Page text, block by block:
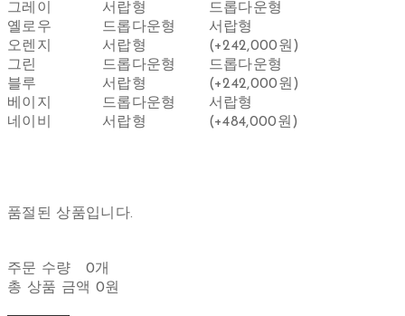
그레이
옐로우
오렌지
그린
블루
베이지
네이비
서랍형
드롭다운형
서랍형
드롭다운형
서랍형
드롭다운형
서랍형
드롭다운형
서랍형
(+242,000원)
드롭다운형
(+242,000원)
서랍형
(+484,000원)
품절된 상품입니다.
주문 수량
0개
총 상품 금액 0원